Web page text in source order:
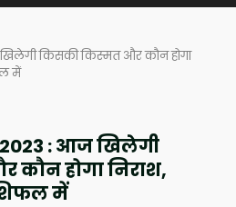
किसकी किस्मत और कौन होगा
में
: आज खिलेगी
कौन होगा निराश,
में